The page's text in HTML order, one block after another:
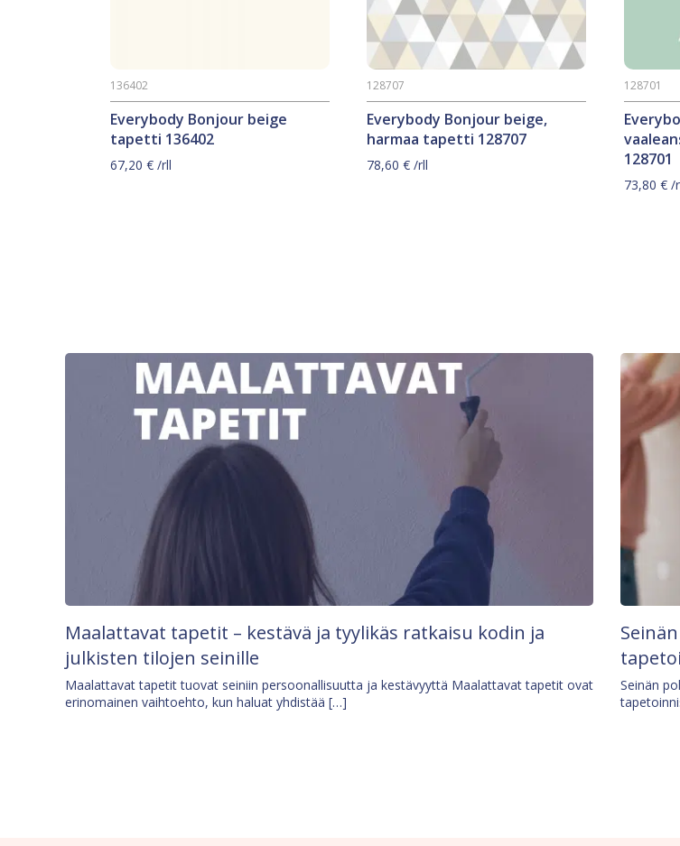
Everybody Bonjour beige
tapetti 136402
136402
67,20 € /rll
Everybody Bonjour beige,
harmaa tapetti 128707
128707
78,60€ /rll
128701
128701
73,80 €/
Maalattavat tapetit – kestävä ja tyylikäs ratkaisu kodin ja
julkisten tilojen seinille
Maalattavat tapetit tuovat seiniin persoonallisuutta ja kestävyyttä Maalattavat tapetit ovat
erinomainen vaihtoehto, kun haluat yhdistää […]
Seinän